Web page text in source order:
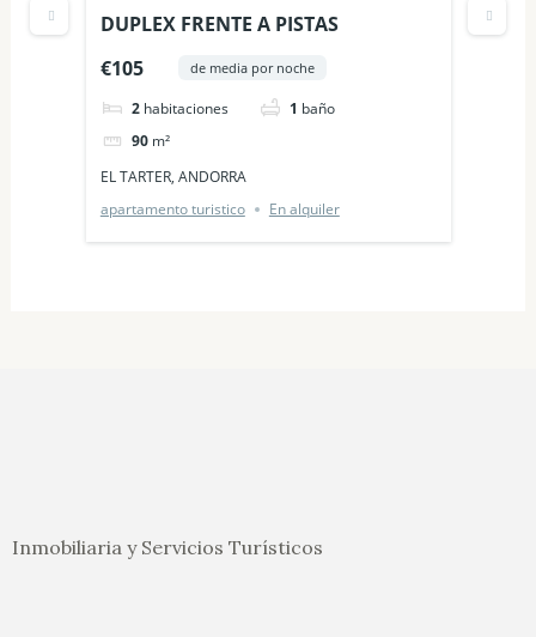
DUPLEX FRENTE A PISTAS
€105
de media por noche
2 habitaciones 1 baño
90 m²
EL TARTER, ANDORRA
apartamento turistico
En alquiler
Inmobiliaria y Servicios Turísticos